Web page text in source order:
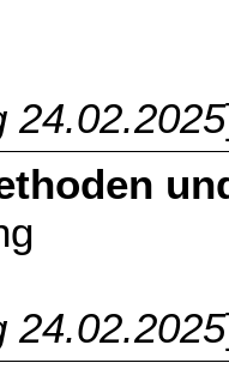
24.02.2025
24.02.2025